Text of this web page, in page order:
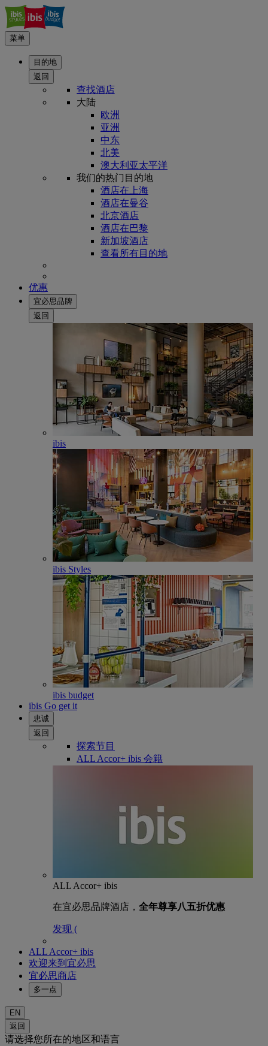
菜单
目的地
返回
查找酒店
大陆
欧洲
亚洲
中东
北美
澳大利亚太平洋
我们的热门目的地
酒店在上海
酒店在曼谷
北京酒店
酒店在巴黎
新加坡酒店
查看所有目的地
优惠
宜必思品牌
返回
ibis
ibis Styles
ibis budget
ibis Go get it
忠诚
返回
探索节目
ALL Accor+ ibis 会籍
ALL Accor+ ibis
在宜必思品牌酒店， 全年尊享八五折优惠
发现 (
ALL Accor+ ibis
欢迎来到宜必思
宜必思商店
多一点
EN
返回
请选择您所在的地区和语言